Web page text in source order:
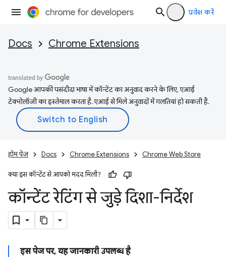
प्रवेश करें
Docs Chrome Extensions
Google आपकी पसंदीदा भाषा में कॉन्टेंट का अनुवाद करने के लिए, एआई
टेक्नोलॉजी का इस्तेमाल करता है. एआई से मिले अनुवादों में गलतियां हो सकती हैं.
होम पेज Docs Chrome Extensions Chrome Web Store
क्या इस कॉन्टेंट से आपको मदद मिली?
कॉन्टेंट रेटिंग से जुड़े दिशा-निर्देश
इस पेज पर, यह जानकारी उपलब्ध है